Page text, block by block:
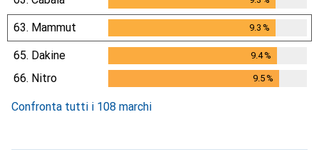
9.3%
63. Mammut 9.3 %
9.3%
65. Dakine 9.4%
9.4%
66. Nitro 9.5%
Confronta tutti i 108 marchi